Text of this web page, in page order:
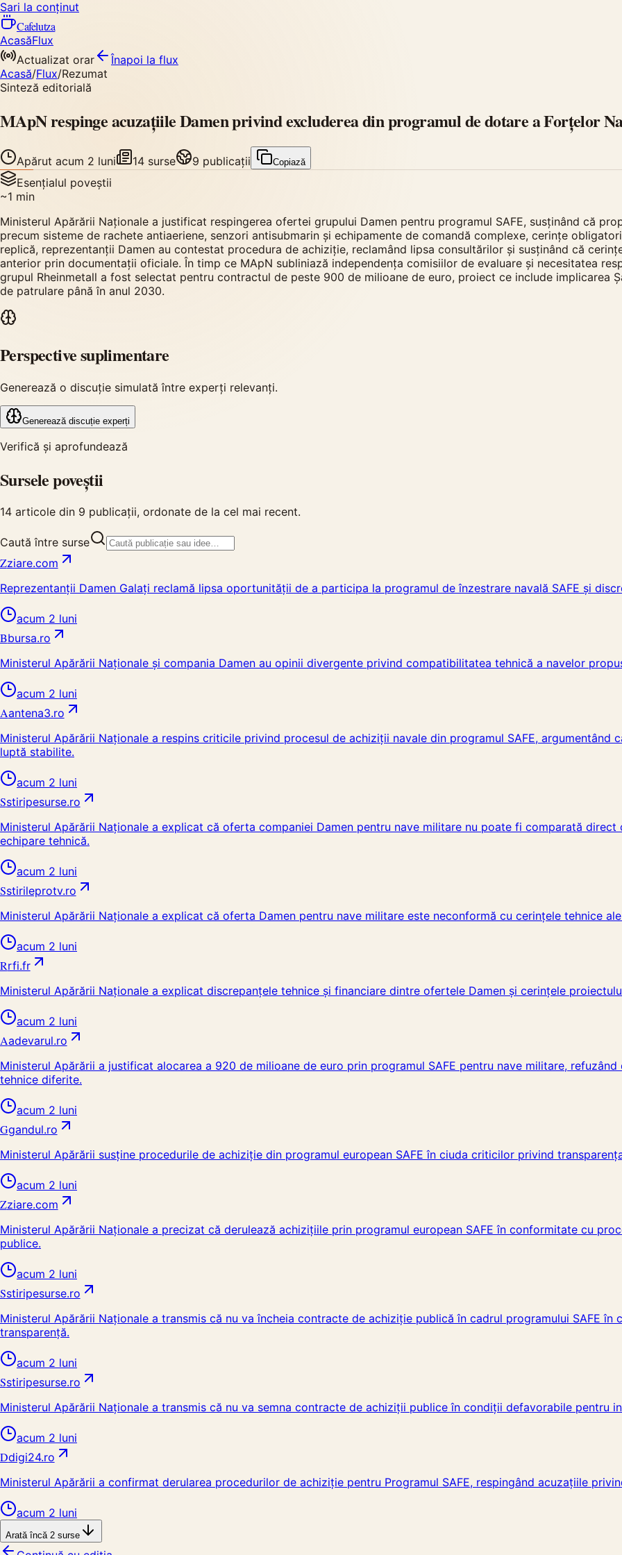
Sari la conținut
Cafelutza
AcasăFlux
Actualizat orar
Înapoi la flux
Acasă/Flux/Rezumat
Sinteză editorială
MApN respinge acuzațiile Damen privind excluderea din programul de dotare a Forțelor
Apărut acum 2 luni 14 surse 9 publicații Copiază
Esențialul poveștii
~1 min
Ministerul Apărării Naționale a justificat respingerea ofertei grupului Damen pentru programul SAFE, susținând că
precum sisteme de rachete antiaeriene, senzori antisubmarin și echipamente de comandă complexe, cerințe
replică, reprezentanții Damen au contestat procedura de achiziție, reclamând lipsa consultărilor și susținând că
anterior prin documentații oficiale. În timp ce MApN subliniază independența comisiilor de evaluare și necesitatea
grupul Rheinmetall a fost selectat pentru contractul de peste 900 de milioane de euro, proiect ce include implicarea
de patrulare până în anul 2030.
Perspective suplimentare
Generează o discuție simulată între experți relevanți.
Generează discuție experți
Verifică și aprofundează
Sursele poveștii
14 articole din 9 publicații, ordonate de la cel mai recent.
Caută între surse
Zziare.com
Reprezentanții Damen Galați reclamă lipsa oportunității de a participa la programul de înzestrare navală SAFE și
acum 2 luni
Bbursa.ro
Ministerul Apărării Naționale și compania Damen au opinii divergente privind compatibilitatea tehnică a navelor
acum 2 luni
Aantena3.ro
Ministerul Apărării Naționale a respins criticile privind procesul de achiziții navale din programul SAFE,
luptă stabilite.
acum 2 luni
Sstiripesurse.ro
Ministerul Apărării Naționale a explicat că oferta companiei Damen pentru nave militare nu poate fi comparată
echipare tehnică.
acum 2 luni
Sstirileprotv.ro
Ministerul Apărării Naționale a explicat că oferta Damen pentru nave militare este neconformă cu cerințele tehnice
acum 2 luni
Rrfi.fr
Ministerul Apărării Naționale a explicat discrepanțele tehnice și financiare dintre ofertele Damen și cerințele
acum 2 luni
Aadevarul.ro
Ministerul Apărării a justificat alocarea a 920 de milioane de euro prin programul SAFE pentru nave militare,
tehnice diferite.
acum 2 luni
Ggandul.ro
Ministerul Apărării susține procedurile de achiziție din programul european SAFE în ciuda criticilor privind
acum 2 luni
Zziare.com
Ministerul Apărării Naționale a precizat că derulează achizițiile prin programul european SAFE în conformitate cu
publice.
acum 2 luni
Sstiripesurse.ro
Ministerul Apărării Naționale a transmis că nu va încheia contracte de achiziție publică în cadrul programului SAFE
transparență.
acum 2 luni
Sstiripesurse.ro
Ministerul Apărării Naționale a transmis că nu va semna contracte de achiziții publice în condiții defavorabile pentru
acum 2 luni
Ddigi24.ro
Ministerul Apărării a confirmat derularea procedurilor de achiziție pentru Programul SAFE, respingând acuzațiile
acum 2 luni
Arată încă 2 surse